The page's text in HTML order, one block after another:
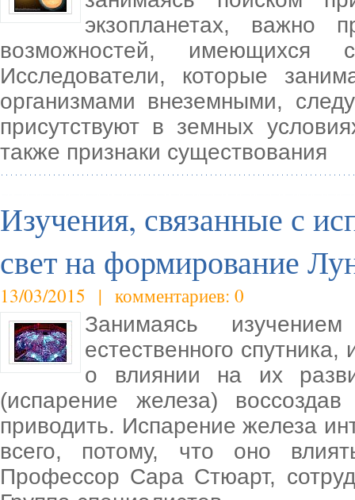
экзопланетах, важно
возможностей, имеющихся
Исследователи, которые
организмами внеземными,
присутствуют в земных
также признаки существования
Изучения, связанные с
свет на формирование
13/03/2015 | комментариев: 0
Занимаясь
естественного
о влиянии на их
(испарение железа)
приводить. Испарение железа
всего, потому, что оно
Профессор Сара Стюарт,